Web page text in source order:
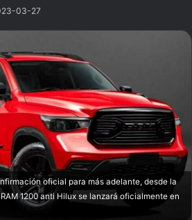
03-27
oficial para más adelante, desde la
1200 anti Hilux se lanzará oficialmente en